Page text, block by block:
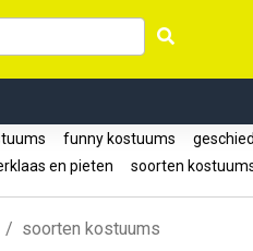
funny kostuums
en pieten soorten
soorten kostuums